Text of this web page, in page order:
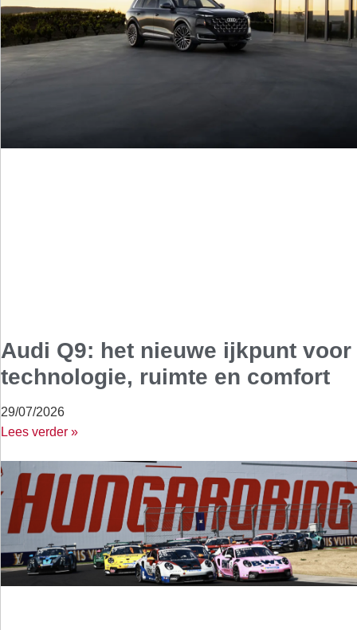
Audi Q9: het nieuwe ijkpunt voor
technologie, ruimte en comfort
29/07/2026
Lees verder »